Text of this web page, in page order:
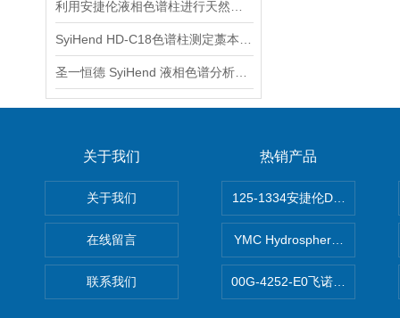
关于我们
关于我们
在线留言
联系我们
热销产品
125-1334安捷伦DB-624色谱
YMC Hydrosphere C18亲水
00G-4252-E0飞诺美Luna